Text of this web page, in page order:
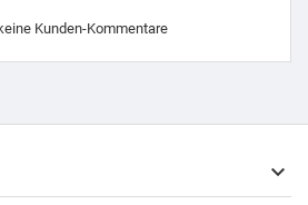
Kunden-Kommentare
